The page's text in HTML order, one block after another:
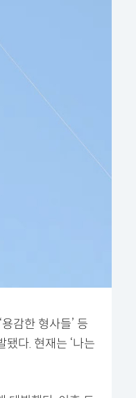
감한 형사들’ 등
다. 현재는 ‘나는